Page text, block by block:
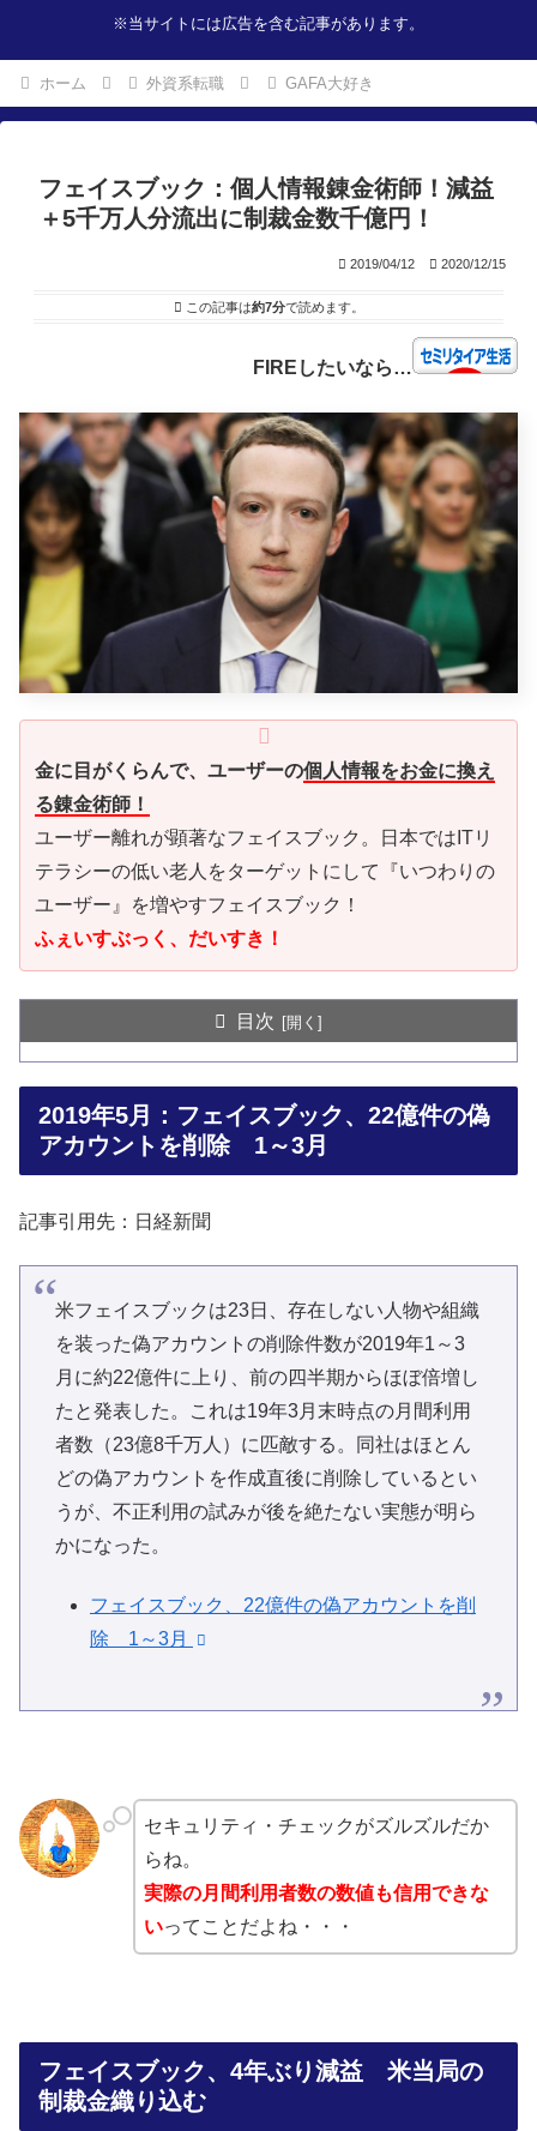
※当サイトには広告を含む記事があります。
ホーム 外資系転職 GAFA大好き
フェイスブック：個人情報錬金術師！減益
＋5千万人分流出に制裁金数千億円！
2019/04/12 2020/12/15
この記事は約7分で読めます。
FIREしたいなら…
金に目がくらんで、ユーザーの個人情報をお金に換え
る錬金術師！
ユーザー離れが顕著なフェイスブック。日本ではITリ
テラシーの低い老人をターゲットにして『いつわりの
ユーザー』を増やすフェイスブック！
ふぇいすぶっく、だいすき！
目次
2019年5月：フェイスブック、22億件の偽
アカウントを削除 1～3月
記事引用先：日経新聞
米フェイスブックは23日、存在しない人物や組織
を装った偽アカウントの削除件数が2019年1～3
月に約22億件に上り、前の四半期からほぼ倍増し
たと発表した。これは19年3月末時点の月間利用
者数（23億8千万人）に匹敵する。同社はほとん
どの偽アカウントを作成直後に削除しているとい
うが、不正利用の試みが後を絶たない実態が明ら
かになった。
フェイスブック、22億件の偽アカウントを削
除 1～3月
セキュリティ・チェックがズルズルだか
らね。
実際の月間利用者数の数値も信用できな
いってことだよね・・・
フェイスブック、4年ぶり減益 米当局の
制裁金織り込む